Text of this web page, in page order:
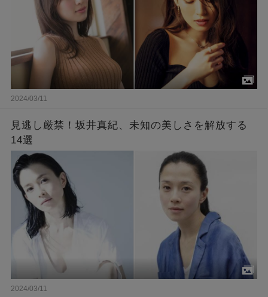
2024/03/11
見逃し厳禁！坂井真紀、未知の美しさを解放する
14選
2024/03/11